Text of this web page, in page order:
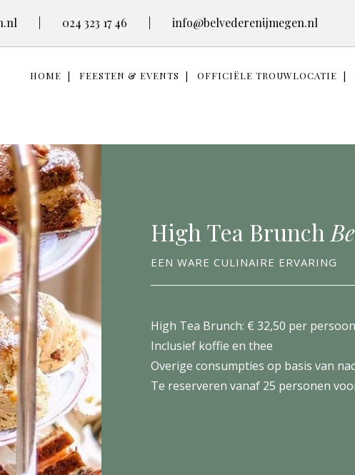
024 323 17 46 info@belvederenijmegen.nl
HOME FEESTEN & EVENTS OFFICIËLE TROUWLOCATIE
High Tea Brunch
EEN WARE CULINAIRE ERVARING
High Tea Brunch: € 32,50 per persoon
Inclusief koffie en thee
Overige consumpties op basis van
Te reserveren vanaf 25 personen